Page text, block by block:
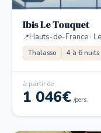
Ibis Le Touquet
Hauts-de-France ·
Thalasso 4 à 6 nuits
à partir de
1 046€ /pers.